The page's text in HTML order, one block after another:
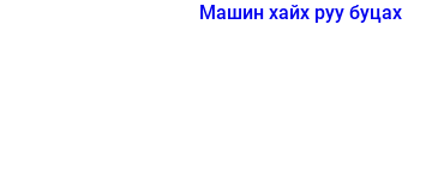
Машин хайх руу буцах